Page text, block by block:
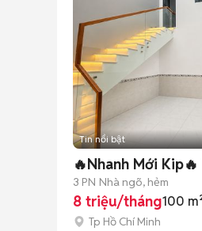
Tin nổi bật
🔥Nhanh Mới
3 PN Nhà ngõ, hẻm
8 triệu/tháng100
Tp Hồ Chí Minh